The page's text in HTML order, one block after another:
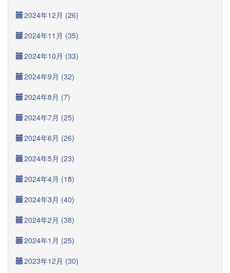
2024年12月 (26)
2024年11月 (35)
2024年10月 (33)
2024年9月 (32)
2024年8月 (7)
2024年7月 (25)
2024年6月 (26)
2024年5月 (23)
2024年4月 (18)
2024年3月 (40)
2024年2月 (38)
2024年1月 (25)
2023年12月 (30)